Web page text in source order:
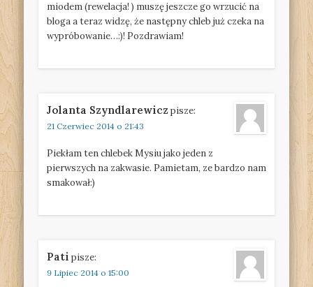
miodem (rewelacja! ) muszę jeszcze go wrzucić na
bloga a teraz widzę, że następny chleb już czeka na
wypróbowanie…:)! Pozdrawiam!
Jolanta Szyndlarewiczpisze:
21 Czerwiec 2014 o 21:43
Piekłam ten chlebek Mysiu jako jeden z
pierwszych na zakwasie. Pamietam, ze bardzo nam
smakował:)
Pati pisze:
9 Lipiec 2014 o 15:00